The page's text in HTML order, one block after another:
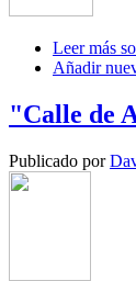
Leer más
Añadir
"Calle de
Publicado por